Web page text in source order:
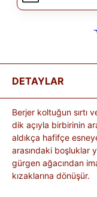
DETAYLAR
Berjer koltuğun sırtı
dik açıyla birbirinin
aldıkça hafifçe
arasındaki boşluklar
gürgen ağacından
kızaklarına dönüşür.